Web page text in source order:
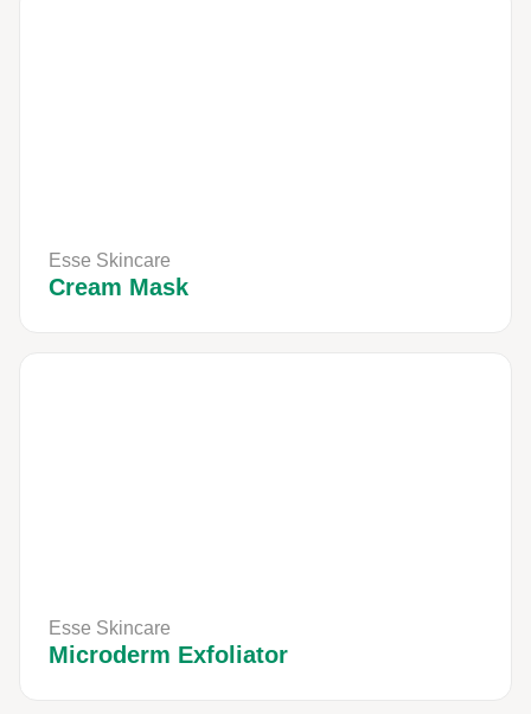
Esse Skincare
Cream Mask
Esse Skincare
Microderm Exfoliator